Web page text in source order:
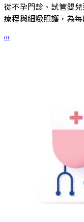
從不孕門診、試管嬰
療程與細緻照護，為
01